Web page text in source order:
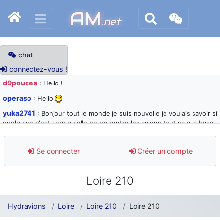
AM.net
chat
connectez-vous !
d9pouces : Hello !
operaso : Hello
yuka2741 : Bonjour tout le monde je suis nouvelle je voulais savoir si
quelqu'un c'est vers qu'elle heure rentre les avions tout sa a la base
d9pouces: désolé pour les quelques blocages du site ces derniers
jours : je teste des méthodes contre le spam et les bots trop nocifs
: Super, la nouvelle bannière
d9pouces
: je suis un avion@,._,+ > lesquels ? je ne suis pas sûr de
comprendre
Se connecter Créer un compte
Loire 210
Hydravions Loire Loire 210 Loire 210